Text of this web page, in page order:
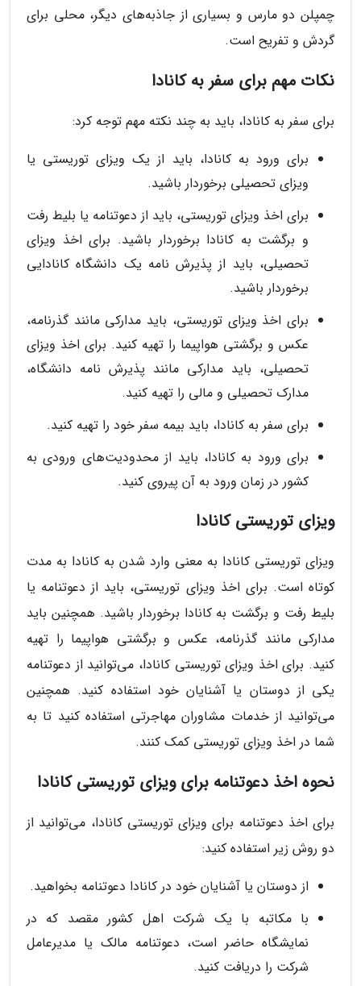
چمپلن دو مارس و بسیاری از جاذبه‌های دیگر، محلی برای
گردش و تفریح است.
نکات مهم برای سفر به کانادا
برای سفر به کانادا، باید به چند نکته مهم توجه کرد:
برای ورود به کانادا، باید از یک ویزای توریستی یا
ویزای تحصیلی برخوردار باشید.
برای اخذ ویزای توریستی، باید از دعوتنامه یا بلیط رفت
و برگشت به کانادا برخوردار باشید. برای اخذ ویزای
تحصیلی، باید از پذیرش نامه یک دانشگاه کانادایی
برخوردار باشید.
برای اخذ ویزای توریستی، باید مدارکی مانند گذرنامه،
عکس و برگشتی هواپیما را تهیه کنید. برای اخذ ویزای
تحصیلی، باید مدارکی مانند پذیرش نامه دانشگاه،
مدارک تحصیلی و مالی را تهیه کنید.
برای سفر به کانادا، باید بیمه سفر خود را تهیه کنید.
برای ورود به کانادا، باید از محدودیت‌های ورودی به
کشور در زمان ورود به آن پیروی کنید.
ویزای توریستی کانادا
ویزای توریستی کانادا به معنی وارد شدن به کانادا به مدت
کوتاه است. برای اخذ ویزای توریستی، باید از دعوتنامه یا
بلیط رفت و برگشت به کانادا برخوردار باشید. همچنین باید
مدارکی مانند گذرنامه، عکس و برگشتی هواپیما را تهیه
کنید. برای اخذ ویزای توریستی کانادا، می‌توانید از دعوتنامه
یکی از دوستان یا آشنایان خود استفاده کنید. همچنین
می‌توانید از خدمات مشاوران مهاجرتی استفاده کنید تا به
شما در اخذ ویزای توریستی کمک کنند.
نحوه اخذ دعوتنامه برای ویزای توریستی کانادا
برای اخذ دعوتنامه برای ویزای توریستی کانادا، می‌توانید از
دو روش زیر استفاده کنید:
از دوستان یا آشنایان خود در کانادا دعوتنامه بخواهید.
با مکاتبه با یک شرکت اهل کشور مقصد که در
نمایشگاه حاضر است، دعوتنامه مالک یا مدیرعامل
شرکت را دریافت کنید.